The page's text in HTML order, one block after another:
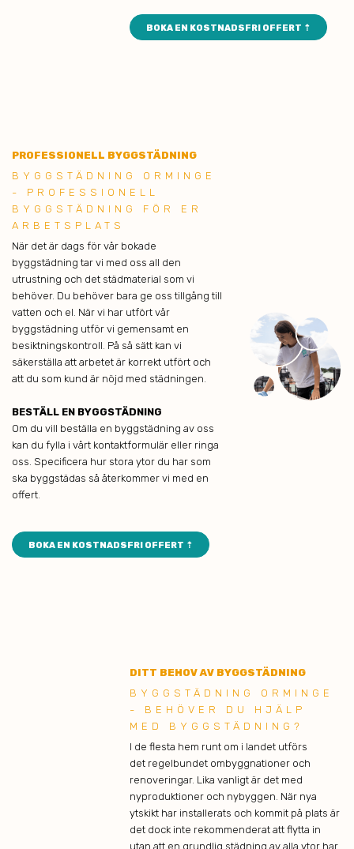
BOKA EN KOSTNADSFRI OFFERT ⇡
PROFESSIONELL BYGGSTÄDNING
BYGGSTÄDNING ORMINGE
- PROFESSIONELL
BYGGSTÄDNING FÖR ER
ARBETSPLATS
När det är dags för vår bokade
byggstädning tar vi med oss all den
utrustning och det städmaterial som vi
behöver. Du behöver bara ge oss tillgång till
vatten och el. När vi har utfört vår
byggstädning utför vi gemensamt en
besiktningskontroll. På så sätt kan vi
säkerställa att arbetet är korrekt utfört och
att du som kund är nöjd med städningen.
BESTÄLL EN BYGGSTÄDNING
Om du vill beställa en byggstädning av oss
kan du fylla i vårt kontaktformulär eller ringa
oss. Specificera hur stora ytor du har som
ska byggstädas så återkommer vi med en
offert.
BOKA EN KOSTNADSFRI OFFERT ⇡
DITT BEHOV AV BYGGSTÄDNING
BYGGSTÄDNING ORMINGE
- BEHÖVER DU HJÄLP
MED BYGGSTÄDNING?
I de flesta hem runt om i landet utförs
det regelbundet ombyggnationer och
renoveringar. Lika vanligt är det med
nyproduktioner och nybyggen. När nya
ytskikt har installerats och kommit på plats är
det dock inte rekommenderat att flytta in
utan att en grundlig städning av alla ytor har